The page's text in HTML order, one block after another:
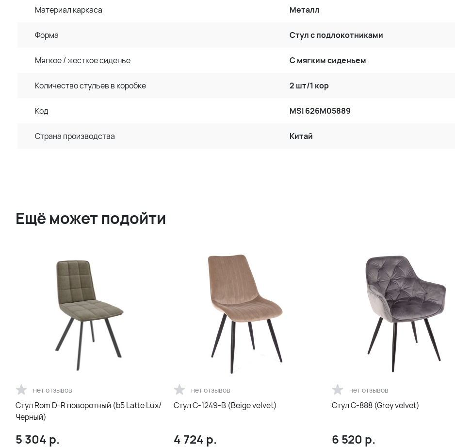
Материал каркаса Металл
Форма Стул с подлокотниками
Мягкое / жесткое сиденье С мягким сиденьем
Количество стульев в коробке 2 шт/1 кор
Код MSI 626M05889
Страна производства Китай
Ещё может подойти
нет отзывов
Стул Rom D-R поворотный (b5 Latte Lux/
Черный)
5 304 р.
нет отзывов
Стул С-1249-B (Beige velvet)
4 724 р.
нет отзывов
Стул С-888 (Grey velvet)
6 520 р.